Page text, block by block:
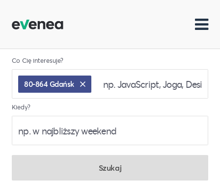
Co Cię interesuje?
80-864 Gdańsk
Kiedy?
Szukaj